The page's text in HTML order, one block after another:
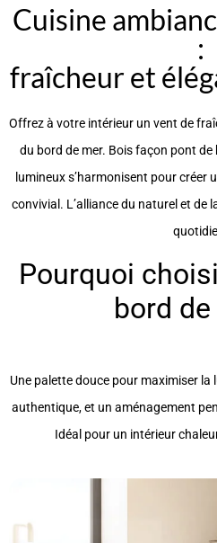
Cuisine
:
fraîcheur et
Offrez à votre intérieur un vent de
du bord de mer. Bois façon pont de
lumineux s’harmonisent pour créer
convivial. L’alliance du naturel et de
Pourquoi
bord
Une palette douce pour maximiser la
authentique, et un aménagement
Idéal pour un intérieur